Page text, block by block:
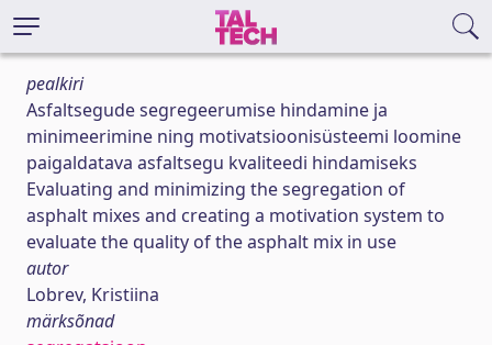
pealkiri
Asfaltsegude segregeerumise hindamine ja
minimeerimine ning motivatsioonisüsteemi loomine
paigaldatava asfaltsegu kvaliteedi hindamiseks
Evaluating and minimizing the segregation of
asphalt mixes and creating a motivation system to
evaluate the quality of the asphalt mix in use
autor
Lobrev, Kristiina
märksõnad